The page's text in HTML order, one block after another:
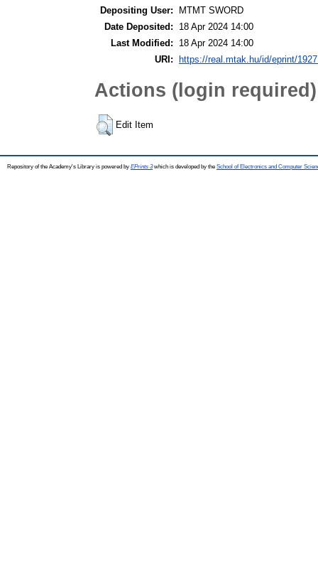
Depositing User:
MTMT SWORD
Date Deposited:
18 Apr 2024 14:00
Last Modified:
18 Apr 2024 14:00
URI: https://real.mtak.hu/id/eprint/
Actions (login required)
Edit Item
Repository of the Academy's Library is powered by EPrints 3which is developed by the School of Electronics and Computer